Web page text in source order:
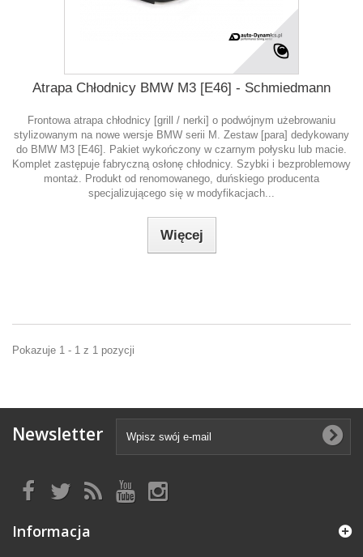
Atrapa Chłodnicy BMW M3 [E46] - Schmiedmann
Frontowa atrapa chłodnicy [grill / nerki] o podwójnym użebrowaniu
stylizowanym na nowe wersje BMW serii M. Zestaw [para] dedykowany
do BMW M3 [E46]. Pakiet wykończony w czarnym połysku lub macie.
Komplet zastępuje fabryczną osłonę chłodnicy. Szybki i bezproblemowy
montaż. Produkt od renomowanego, duńskiego producenta
specjalizującego się w modyfikacjach...
Więcej
Pokazuje 1 - 1 z 1 pozycji
Newsletter
Informacja